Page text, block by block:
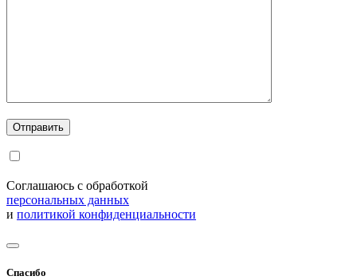
Соглашаюсь с обработкой
персональных данных
и политикой конфиденциальности
Спасибо